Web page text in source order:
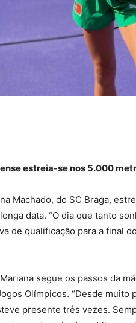
estreia-se nos 5.000
Machado, do SC Braga,
data. “O dia que tanto
de qualificação para a final
segue os passos da
Olímpicos. “Desde muito
presente três vezes.